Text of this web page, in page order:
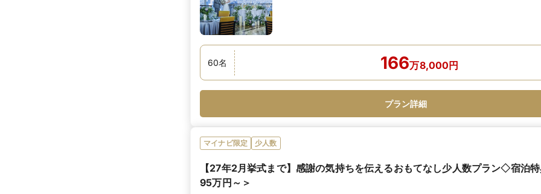
60名 166万8,000円
プラン詳細
マイナビ限定 少人数
【27年2月挙式まで】感謝の気持ちを伝えるおもてなし少人数プラン◇宿泊
95万円～＞